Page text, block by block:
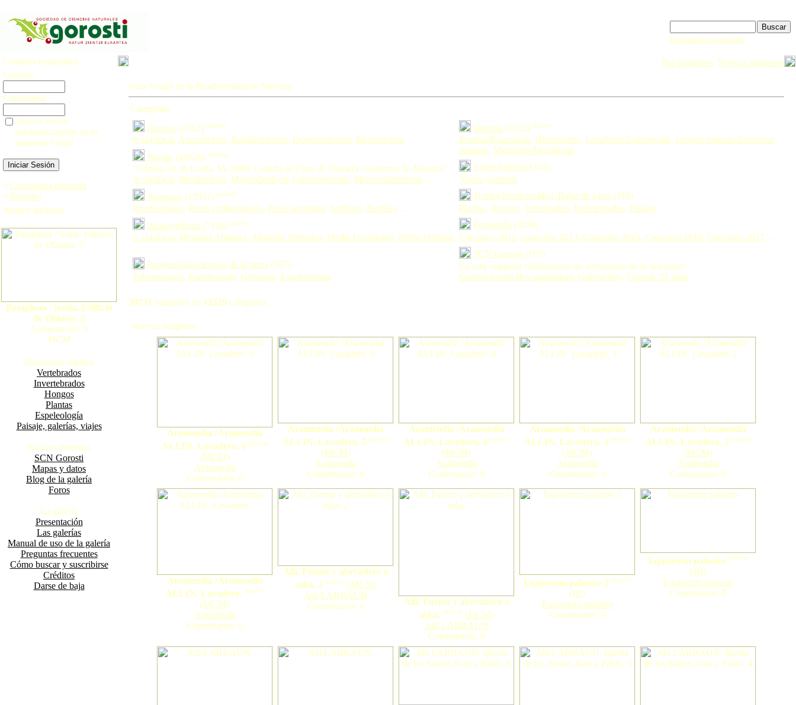
Búsqueda avanzada
Usuarios registrados
Usuario:
Contraseña:
¿Iniciar sesión
automáticamente en la
siguiente visita?
» Contraseña olvidada
» Registro
Imagen aleatoria
Pamplona / Iruña. Edificio
de Oblatas. 2
Comentarios: 0
MCM
Búsquedas rápidas
Vertebrados
Invertebrados
Hongos
Plantas
Espeleología
Paisaje, galerías, viajes
Enlaces externos
SCN Gorosti
Mapas y datos
Blog de la galería
Foros
La galería
Presentación
Las galerías
Manual de uso de la galería
Preguntas frecuentes
Cómo buscar y suscribirse
Créditos
Darse de baja
Top imágenes Nuevas imágenes
Guía Visual de la Biodiversidad de Navarra
Categorías
Hongos (2362) nuevo
A clasificar, Ascomicetos, Basidiomicetos, Deuteromicetos, Mixomicetos
Plantas (18626) nuevo
"Gómez, D. & Lorda, M. 2008. Listado de Flora de Navarra. Gobierno de Navarra".
A clasificar, Pteridophyta, Magnoliophyta, Gimnospermas, Monocotiledóneas ...
Animales (15937) nuevo
Invertebrados, Peces cartilaginosos, Peces normales, Anfibios, Reptiles ...
Paisaje/hábitat (7116) nuevo
A clasificar, Montaña Atlántica, Montaña Pirenaica, Media Occidental, Media Oriental
...
Espeleología/ciencias de la tierra (397)
Paleontología, Espeleología, Geología, Espeleotemas
Historia (2652) nuevo
Ermitas/Basaelizak, Historia/arte, Lavaderos/Garbitegiak, Legado romano-Erromatar
ondarea, Megalitos/Megalitoak
Viajes/galerías (318)
Viajes, Galerías
Testing biodiversidad. Balsa de Loza (110)
Plantas, Hongos, Vertebrados, Invertebrados, Paisaje ...
Fotografía (3038)
Concurso 2011 , Concurso 2013, Concurso 2015, Concurso 2016, Concurso 2017 ...
SCN Gorosti (195)
En esta categoría reflejaremos las actividades de la Sociedad
Gorosti/Acebo/Ilex aquifolium, Gorosti hoy, Gorosti. 25 años
50751 imágenes en 12329 categorías.
Nuevas imágenes
Aramendía /Aramendia
ALLIN. Lavadero. 6 nuevo
(MCM)
Aramendia
Comentarios: 0
Aramendía /Aramendia
ALLIN. Lavadero. 5 nuevo
(MCM)
Aramendia
Comentarios: 0
Aramendía /Aramendia
ALLIN. Lavadero. 4 nuevo
(MCM)
Aramendia
Comentarios: 0
Aramendía /Aramendia
ALLIN. Lavadero. 3 nuevo
(MCM)
Aramendia
Comentarios: 0
Aramendía /Aramendia
ALLIN. Lavadero. 2 nuevo
(MCM)
Aramendia
Comentarios: 0
Aramendía /Aramendia
ALLIN. Lavadero. nuevo
(MCM)
Aramendia
Comentarios: 0
Alli, Fuente y abrvadero o
aska. 2 nuevo (MCM)
Alli LARRAUN
Comentarios: 0
Alli, Fuente y abrvadero o
aska. nuevo (MCM)
Alli LARRAUN
Comentarios: 0
Equisetum palustre 2 nuevo
(JIJ)
Equisetum palustre
Comentarios: 0
Equisetum palustre nuevo
(JIJ)
Equisetum palustre
Comentarios: 0